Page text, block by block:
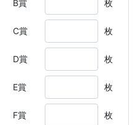
B賞 枚
C賞 枚
D賞 枚
E賞 枚
F賞 枚